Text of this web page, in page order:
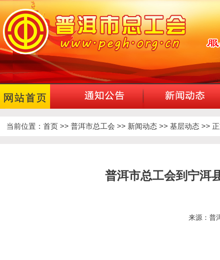
当前位置： 首页 >> 普洱市总工会 >> 新闻动态 >> 基层动态 >>
普洱市总工会到宁洱
来源：普